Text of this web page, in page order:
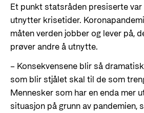
Et punkt statsråden presiserte
utnytter krisetider.
måten verden jobber og lever på,
prøver andre å utnytte.
– Konsekvensene blir så
som blir stjålet skal til de som
Mennesker som har en enda mer
situasjon på grunn av pandemien,